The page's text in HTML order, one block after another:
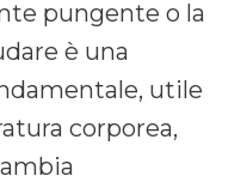
pungente o la
è una
utile
corporea,